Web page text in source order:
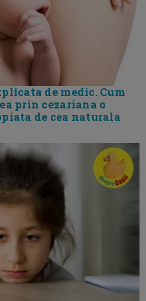
de medic. Cum
prin cezariana o
de cea naturala